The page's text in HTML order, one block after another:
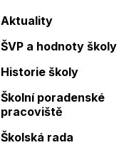
Aktuality
ŠVP a hodnoty školy
Historie školy
Školní poradenské
pracoviště
Školská rada